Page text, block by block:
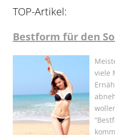
TOP-Artikel:
Bestform für den
viele